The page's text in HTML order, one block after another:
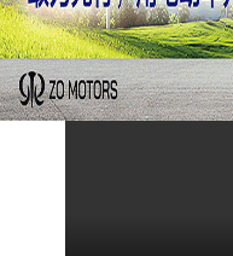
视频 活动撷彩
《人民日报海外版》日本月刊